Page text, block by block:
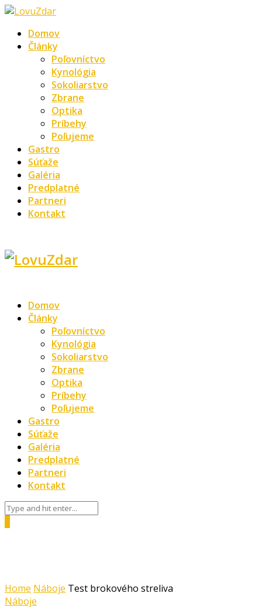
Domov
Články
Poľovníctvo
Kynológia
Sokoliarstvo
Zbrane
Optika
Príbehy
Poľujeme
Gastro
Súťaže
Galéria
Predplatné
Partneri
Kontakt
Domov
Články
Poľovníctvo
Kynológia
Sokoliarstvo
Zbrane
Optika
Príbehy
Poľujeme
Gastro
Súťaže
Galéria
Predplatné
Partneri
Kontakt
Home Náboje Test brokového streliva
Náboje